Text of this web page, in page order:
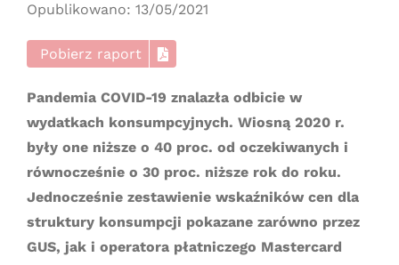
Opublikowano: 13/05/2021
Pobierz raport
Pandemia COVID-19 znalazła odbicie w
wydatkach konsumpcyjnych. Wiosną 2020 r.
były one niższe o 40 proc. od oczekiwanych i
równocześnie o 30 proc. niższe rok do roku.
Jednocześnie zestawienie wskaźników cen dla
struktury konsumpcji pokazane zarówno przez
GUS, jak i operatora płatniczego Mastercard